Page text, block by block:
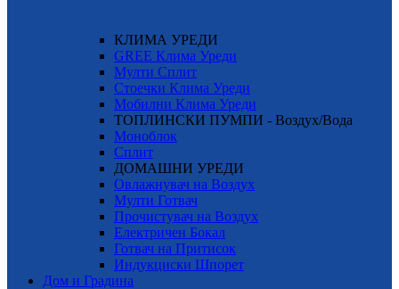
КЛИМА УРЕДИ
GREE Клима Уреди
Мулти Сплит
Стоечки Клима Уреди
Мобилни Клима Уреди
ТОПЛИНСКИ ПУМПИ - Воздух/Вода
Моноблок
Сплит
ДОМАШНИ УРЕДИ
Овлажнувач на Воздух
Мулти Готвач
Прочистувач на Воздух
Електричен Бокал
Готвач на Притисок
Индукциски Шпорет
Дом и Градина